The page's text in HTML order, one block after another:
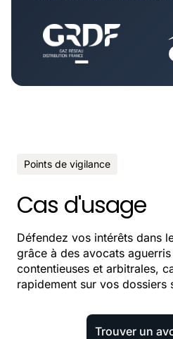
Points de vigilance
Cas d'usage
Défendez vos intérêts dans
grâce à des avocats
contentieuses et arbitrales,
rapidement sur vos dossiers
Trouver un